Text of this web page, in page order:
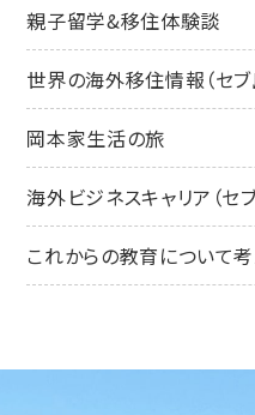
親子留学&移住体験談
世界の海外移住情報（セブ
岡本家生活の旅
海外ビジネスキャリア（セ
これからの教育について考